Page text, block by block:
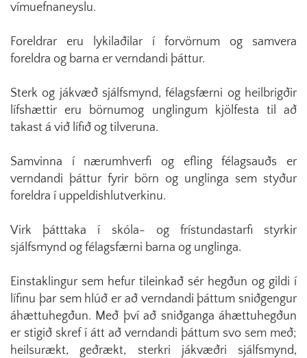
vímuefnaneyslu.
Foreldrar eru lykilaðilar í forvörnum og samvera
foreldra og barna er verndandi þáttur.
Sterk og jákvæð sjálfsmynd, félagsfærni og heilbrigðir
lífshættir eru börnumog unglingum kjölfesta til að
takast á við lífið og tilveruna.
Samvinna í nærumhverfi og efling félagsauðs er
verndandi þáttur fyrir börn og unglinga sem styður
foreldra í uppeldishlutverkinu.
Virk þátttaka í skóla- og frístundastarfi styrkir
sjálfsmynd og félagsfærni barna og unglinga.
Einstaklingur sem hefur tileinkað sér hegðun og gildi í
lífinu þar sem hlúð er að verndandi þáttum sniðgengur
áhættuhegðun. Með því að sniðganga áhættuhegðun
er stigið skref í átt að verndandi þáttum svo sem með;
heilsurækt, geðrækt, sterkri jákvæðri sjálfsmynd,